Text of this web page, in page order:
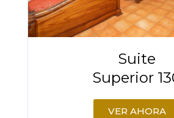
Suite
Superior
VER AHORA